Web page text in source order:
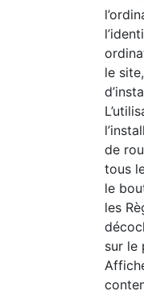
le
de
tous
le
les
sur le